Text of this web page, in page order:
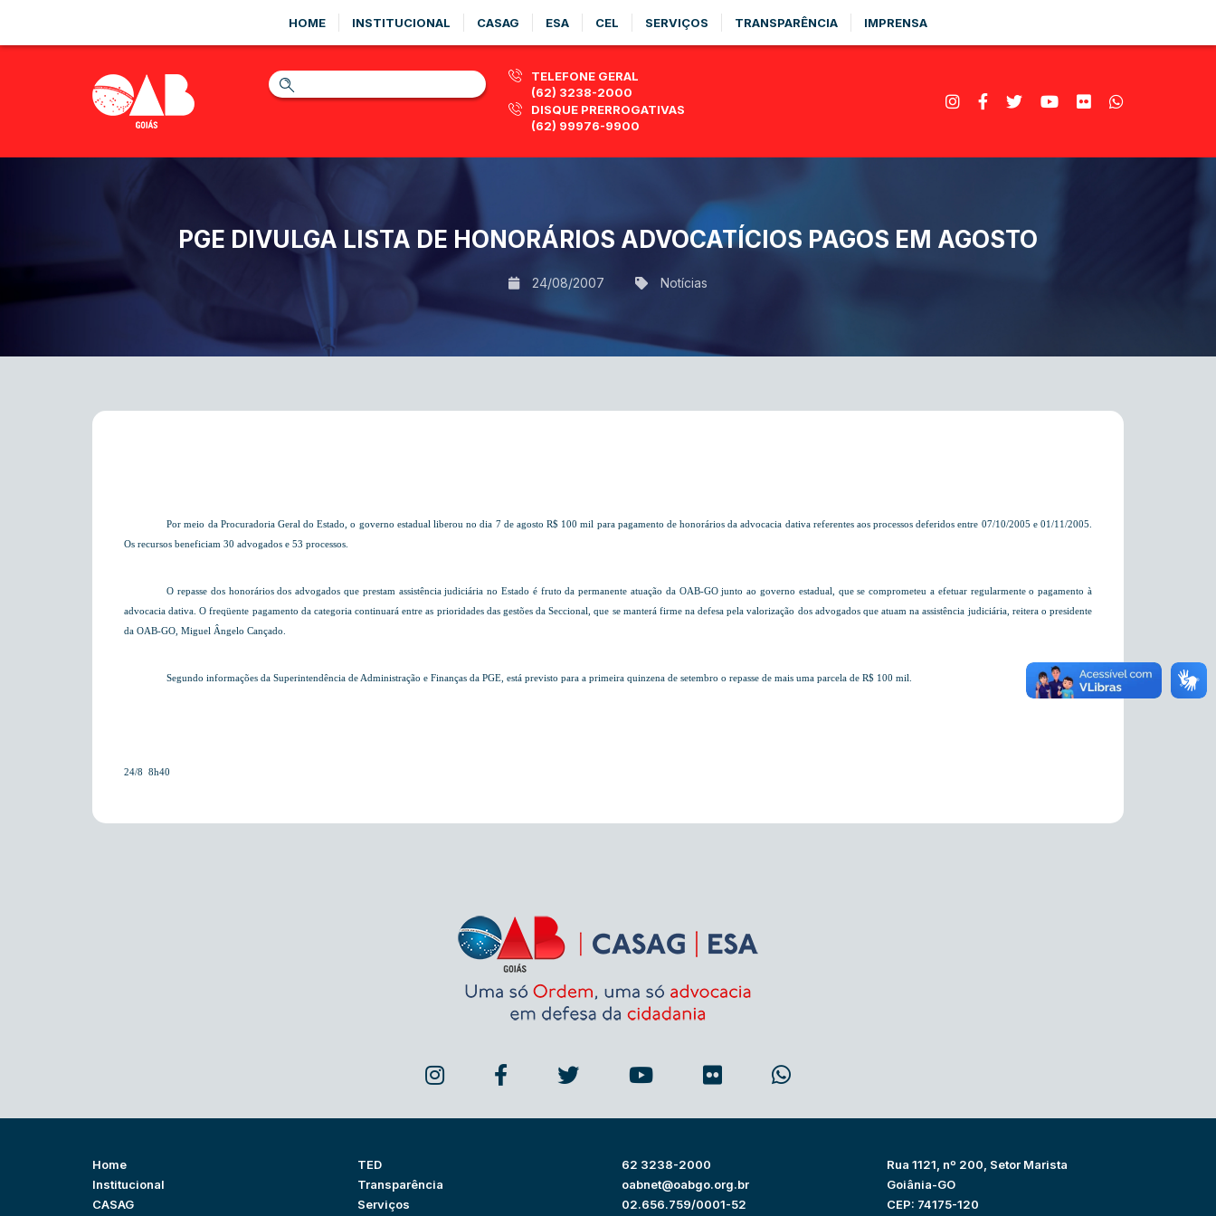
HOME INSTITUCIONAL CASAG ESA CEL SERVIÇOS TRANSPARÊNCIA IMPRENSA
TELEFONE GERAL
(62) 3238-2000
DISQUE PRERROGATIVAS
(62) 99976-9900
PGE DIVULGA LISTA DE HONORÁRIOS ADVOCATÍCIOS PAGOS EM AGOSTO
24/08/2007 Notícias
Por meio da Procuradoria Geral do Estado, o governo estadual liberou no dia 7 de agosto R$ 100 mil para pagamento de honorários da advocacia dativa referentes aos processos deferidos entre 07/10/2005 e 01/11/2005
Os recursos beneficiam 30 advogados e 53 processos.
O repasse dos honorários dos advogados que prestam assistência judiciária no Estado é fruto da permanente atuação da OAB-GO junto ao governo estadual, que se comprometeu a efetuar regularmente o pagamento à
advocacia dativa. O freqüente pagamento da categoria continuará entre as prioridades das gestões da Seccional, que se manterá firme na defesa pela valorização dos advogados que atuam na assistência judiciária, reitera o presidente
da OAB-GO, Miguel Ângelo Cançado.
Segundo informações da Superintendência de Administração e Finanças da PGE, está previsto para a primeira quinzena de setembro o repasse de mais uma parcela de R$ 100 mil.
24/8  8h40
Home
Institucional
CASAG
TED
Transparência
Serviços
62 3238-2000
oabnet@oabgo.org.br
02.656.759/0001-52
Rua 1121, nº 200, Setor Marista
Goiânia-GO
CEP: 74175-120